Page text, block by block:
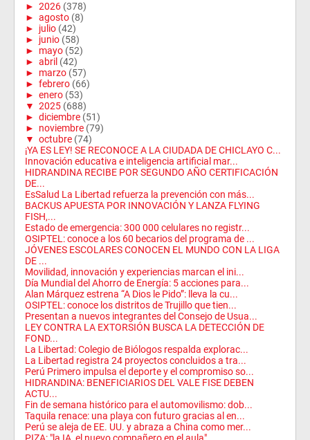
► 2026 (378)
► agosto (8)
► julio (42)
► junio (58)
► mayo (52)
► abril (42)
► marzo (57)
► febrero (66)
► enero (53)
▼ 2025 (688)
► diciembre (51)
► noviembre (79)
▼ octubre (74)
¡YA ES LEY! SE RECONOCE A LA CIUDADA DE CHICLAYO C...
Innovación educativa e inteligencia artificial mar...
HIDRANDINA RECIBE POR SEGUNDO AÑO CERTIFICACIÓN
DE...
EsSalud La Libertad refuerza la prevención con más...
BACKUS APUESTA POR INNOVACIÓN Y LANZA FLYING
FISH,...
Estado de emergencia: 300 000 celulares no registr...
OSIPTEL: conoce a los 60 becarios del programa de ...
JÓVENES ESCOLARES CONOCEN EL MUNDO CON LA LIGA
DE ...
Movilidad, innovación y experiencias marcan el ini...
Día Mundial del Ahorro de Energía: 5 acciones para...
Alan Márquez estrena “A Dios le Pido”: lleva la cu...
OSIPTEL: conoce los distritos de Trujillo que tien...
Presentan a nuevos integrantes del Consejo de Usua...
LEY CONTRA LA EXTORSIÓN BUSCA LA DETECCIÓN DE
FOND...
La Libertad: Colegio de Biólogos respalda explorac...
La Libertad registra 24 proyectos concluidos a tra...
Perú Primero impulsa el deporte y el compromiso so...
HIDRANDINA: BENEFICIARIOS DEL VALE FISE DEBEN
ACTU...
Fin de semana histórico para el automovilismo: dob...
Taquila renace: una playa con futuro gracias al en...
Perú se aleja de EE. UU. y abraza a China como mer...